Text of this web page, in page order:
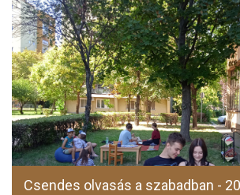
Csendes olvasás a szabadban -